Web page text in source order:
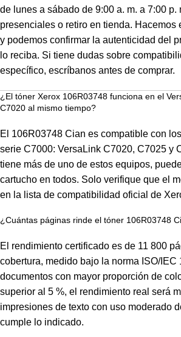
de lunes a sábado de 9:00 a. m. a 7:00 p.
presenciales o retiro en tienda. Hacemos
y podemos confirmar la autenticidad del
lo reciba. Si tiene dudas sobre
específico, escríbanos antes de comprar.
¿El tóner Xerox 106R03748 funciona en el
C7020 al mismo tiempo?
El 106R03748 Cian es compatible con
serie C7000: VersaLink C7020, C7025 y
tiene más de uno de estos equipos,
cartucho en todos. Solo verifique que el
en la lista de compatibilidad oficial de
¿Cuántas páginas rinde el tóner 106R03748
El rendimiento certificado es de 11 800
cobertura, medido bajo la norma ISO/IEC
documentos con mayor proporción de
superior al 5 %, el rendimiento real será
impresiones de texto con uso moderado
cumple lo indicado.